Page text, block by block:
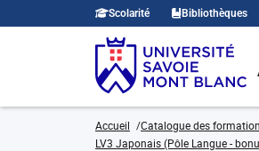
Scolarité Bibliothèques
Accueil Catalogue des
LV3 Japonais (Pôle Langue -